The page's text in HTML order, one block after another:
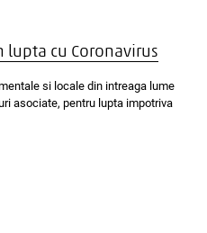
cu Coronavirus
si locale din intreaga lume
asociate, pentru lupta impotriva